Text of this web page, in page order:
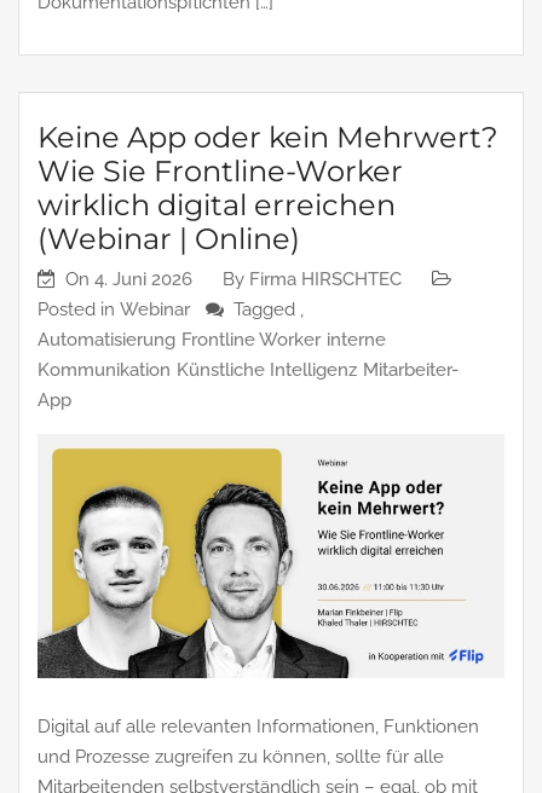
Keine App oder kein Mehrwert?
Wie Sie Frontline-Worker
wirklich digital erreichen
(Webinar | Online)
On 4. Juni 2026 By Firma HIRSCHTEC
Posted in Webinar
Tagged ,
Automatisierung Frontline Worker interne
Kommunikation Künstliche Intelligenz Mitarbeiter-
App
Digital auf alle relevanten Informationen, Funktionen
und Prozesse zugreifen zu können, sollte für alle
Mitarbeitenden selbstverständlich sein – egal, ob mit